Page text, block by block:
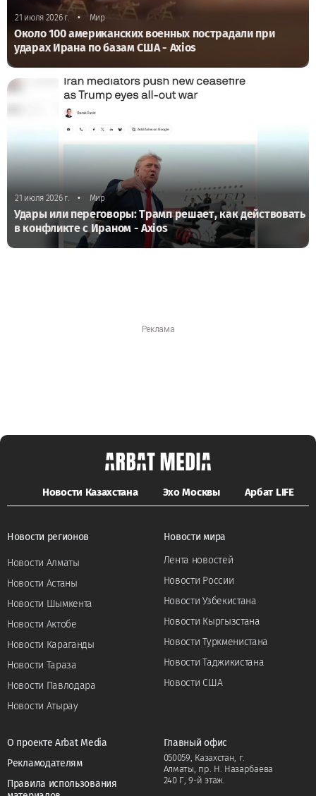
21 июля 2026 г. • Мир
Около 100 американских военных пострадали при
ударах Ирана по базам США - Axios
21 июля 2026 г. • Мир
Удары или переговоры: Трамп решает, как действовать
в конфликте с Ираном - Axios
Новости Казахстана Эхо Москвы Арбат LIFE
Новости регионов
Новости Алматы
Новости Астаны
Новости Шымкента
Новости Актобе
Новости Караганды
Новости Тараза
Новости Павлодара
Новости Атырау
Новости мира
Лента новостей
Новости России
Новости Узбекистана
Новости Кыргызстана
Новости Туркменистана
Новости Таджикистана
Новости США
О проекте Arbat Media
Рекламодателям
Правила использования
Главный офис
050059, Казахстан, г.
Алматы, пр. Н. Назарбаева
240 Г, 9-й этаж.